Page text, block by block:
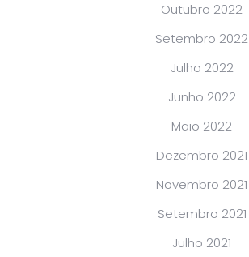
Outubro 2022
Setembro 2022
Julho 2022
Junho 2022
Maio 2022
Dezembro 2021
Novembro 2021
Setembro 2021
Julho 2021